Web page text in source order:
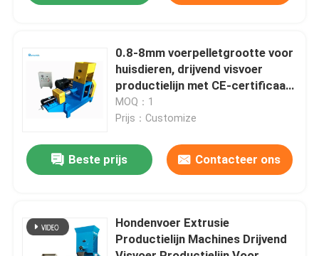
Kwaliteitscontrole
Contacteer ons
Vraag een offerte aan
Houtpelletfabriek
0.8-8mm voerpelletgrootte voor
huisdieren, drijvend visvoer
productielijn met CE-certificaat
en materialen
MOQ：1
Prijs：Customize
Beste prijs Contacteer ons
Hondenvoer Extrusie
Productielijn Machines Drijvend